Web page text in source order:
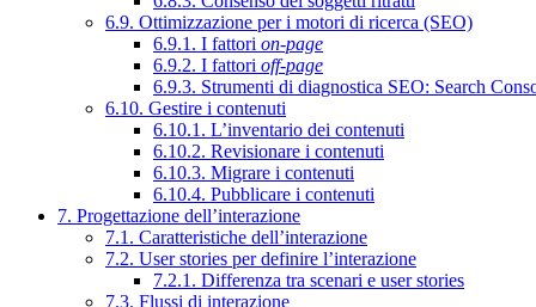
6.9. Ottimizzazione per i motori di ricerca (SEO)
6.9.1. I fattori on-page
6.9.2. I fattori off-page
6.9.3. Strumenti di diagnostica SEO: Search
6.10. Gestire i contenuti
6.10.1. L’inventario dei contenuti
6.10.2. Revisionare i contenuti
6.10.3. Migrare i contenuti
6.10.4. Pubblicare i contenuti
7. Progettazione dell’interazione
7.1. Caratteristiche dell’interazione
7.2. User stories per definire l’interazione
7.2.1. Differenza tra scenari e user stories
7.3. Flussi di interazione